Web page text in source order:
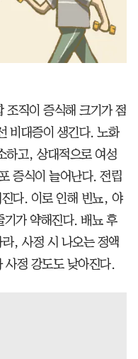
조직이 증식해 크기가 점
비대증이 생긴다. 노화
하고, 상대적으로 여성
증식이 늘어난다. 전립
다. 이로 인해 빈뇨, 야
가 약해진다. 배뇨 후
, 사정 시 나오는 정액
정 강도도 낮아진다.